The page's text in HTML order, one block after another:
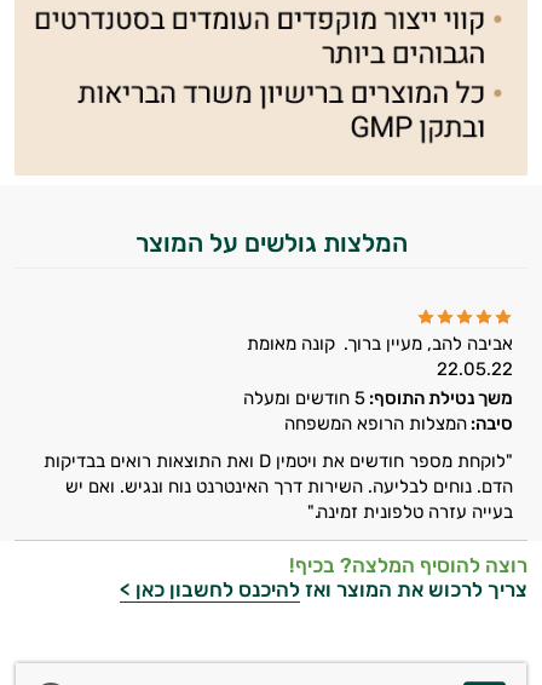
המלצות גולשים על המוצר
אביבה להב, מעיין ברוך. קונה מאומת
22.05.22
משך נטילת התוסף: 5 חודשים ומעלה
סיבה: המצלות הרופא המשפחה
"לוקחת מספר חודשים את ויטמין D ואת התוצאות רואים בבדיקות
הדם. נוחים לבליעה. השירות דרך האינטרנט נוח ונגיש. ואם יש
בעייה עזרה טלפונית זמינה."
רוצה להוסיף המלצה? בכיף!
צריך לרכוש את המוצר ואז להיכנס לחשבון כאן >